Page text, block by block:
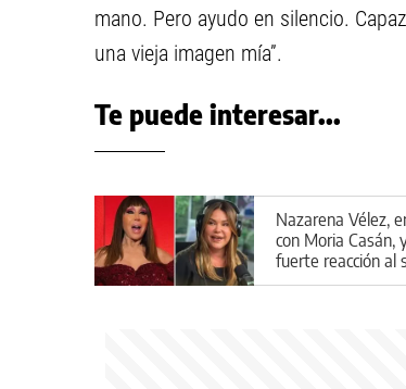
mano. Pero ayudo en silencio.
una vieja imagen mía”.
Te puede interesar...
Nazarena Vélez,
con Moria Casán,
fuerte reacción al
aparecería en la